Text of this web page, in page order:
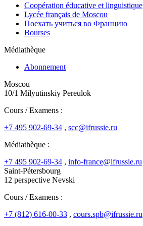
Coopération éducative et linguistique
Lycée français de Moscou
Поехать учиться во Францию
Bourses
Médiathèque
Abonnement
Moscou
10/1 Milyutinskiy Pereulok
Cours / Examens :
+7 495 902-69-34 , scc@ifrussie.ru
Médiathèque :
+7 495 902-69-34 , info-france@ifrussie.ru
Saint-Pétersbourg
12 perspective Nevski
Cours / Examens :
+7 (812) 616-00-33 , cours.spb@ifrussie.ru